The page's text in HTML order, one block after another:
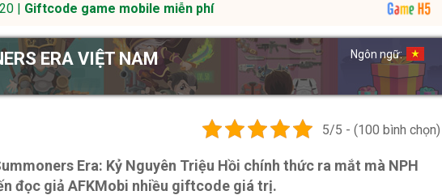
| Giftcode game mobile miễn phí
ERA VIỆT NAM Ngôn ngữ:
5/5 - (100 bình chọn)
Era: Kỷ Nguyên Triệu Hồi chính thức ra mắt mà NPH
đọc giả AFKMobi nhiều giftcode giá trị.